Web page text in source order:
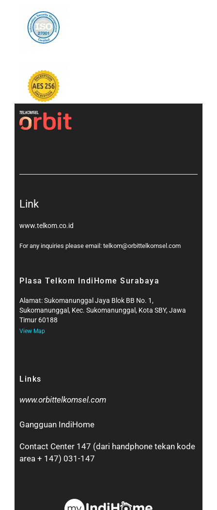
Link
www.telkom.co.id
For any inquiries please email: telkom@orbittelkomsel.com
Plasa Telkom IndiHome Surabaya
Alamat: Sukomanunggal Jaya Blok BB No. 1,
Sukomanunggal, Kec. Sukomanunggal, Kota SBY, Jawa
Timur 60188
View Map
Links
www.orbittelkomsel.com
Gangguan IndiHome
Contact Center 147 (dari handphone tekan kode
area + 147) 031-147